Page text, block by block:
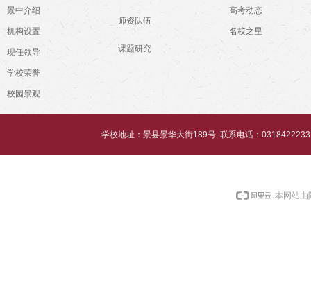
师资队伍
课题研究
高考动态
名校之星
景中介绍
机构设置
现任领导
学校荣誉
校园景观
学校地址：景县景华大街189号 联系电话：
本网站由